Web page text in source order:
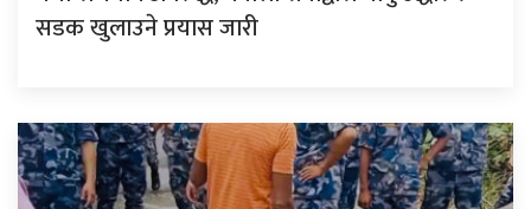
सडक खुलाउने प्रयास जारी